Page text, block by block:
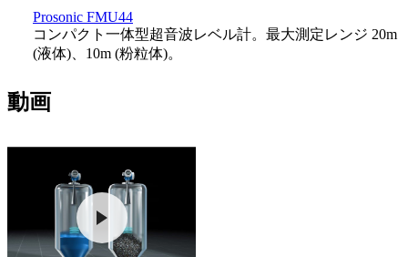
Prosonic FMU44
コンパクト一体型超音波レベル計。最大測定レンジ 20m
(液体)、10m (粉粒体)。
動画